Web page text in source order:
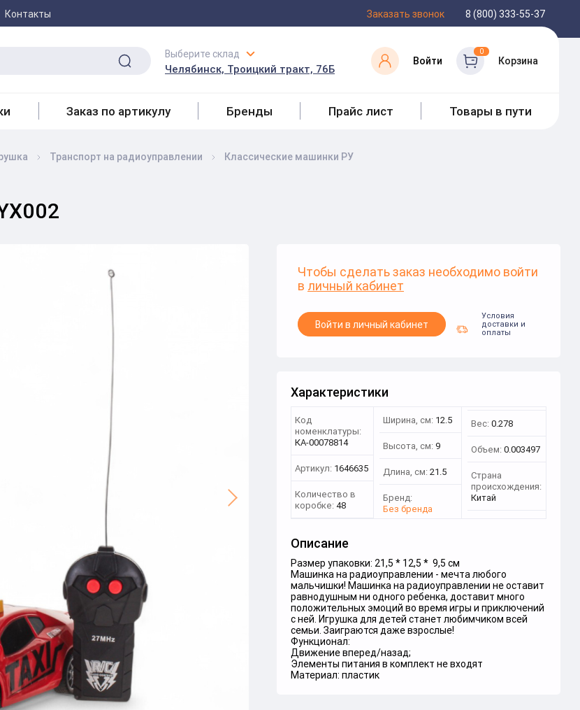
Контакты Заказать звонок 8 (800) 333-55-37
Выберите склад
Челябинск, Троицкий тракт, 76Б
Войти
0
Корзина
Заказ по артикулу Бренды Прайс лист Товары в пути
Транспорт на радиоуправлении
Классические машинки РУ
Чтобы сделать заказ необходимо войти
в личный кабинет
Войти в личный кабинет
Условия
доставки и
оплаты
Характеристики
Код
номенклатуры:
КА-00078814
Артикул: 1646635
Количество в
коробке: 48
Ширина, см: 12.5
Высота, см: 9
Длина, см: 21.5
Бренд:
Без бренда
Вес: 0.278
Объем: 0.003497
Страна
происхождения:
Китай
Описание
Размер упаковки: 21,5 * 12,5 * 9,5 см
Машинка на радиоуправлении - мечта любого
мальчишки! Машинка на радиоуправлении не оставит
равнодушным ни одного ребенка, доставит много
положительных эмоций во время игры и приключений
с ней. Игрушка для детей станет любимчиком всей
семьи. Заиграются даже взрослые!
Функционал:
Движение вперед/назад;
Элементы питания в комплект не входят
Материал: пластик